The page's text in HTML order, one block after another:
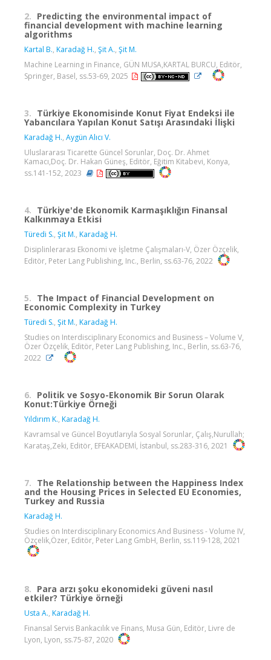
2. Predicting the environmental impact of
financial development with machine learning
algorithms
Kartal B., Karadağ H., Şit A., Şit M.
Machine Learning in Finance, GÜN MUSA,KARTAL BURCU, Editör,
Springer, Basel, ss.53-69, 2025
3. Türkiye Ekonomisinde Konut Fiyat Endeksi ile
Yabancılara Yapılan Konut Satışı Arasındaki İlişki
Karadağ H., Aygün Alıcı V.
Uluslararası Ticarette Güncel Sorunlar, Doç. Dr. Ahmet
Kamacı,Doç. Dr. Hakan Güneş, Editör, Eğitim Kitabevi, Konya,
ss.141-152, 2023
4. Türkiye'de Ekonomik Karmaşıklığın Finansal
Kalkınmaya Etkisi
Türedi S., Şit M., Karadağ H.
Disiplinlerarası Ekonomi ve İşletme Çalışmaları-V, Özer Özçelik,
Editör, Peter Lang Publishing, Inc., Berlin, ss.63-76, 2022
5. The Impact of Financial Development on
Economic Complexity in Turkey
Türedi S., Şit M., Karadağ H.
Studies on Interdisciplinary Economics and Business – Volume V,
Özer Özçelik, Editör, Peter Lang Publishing, Inc., Berlin, ss.63-76,
2022
6. Politik ve Sosyo-Ekonomik Bir Sorun Olarak
Konut:Türkiye Örneği
Yıldırım K., Karadağ H.
Kavramsal ve Güncel Boyutlarıyla Sosyal Sorunlar, Çalış,Nurullah;
Karataş,Zeki, Editör, EFEAKADEMİ, İstanbul, ss.283-316, 2021
7. The Relationship between the Happiness Index
and the Housing Prices in Selected EU Economies,
Turkey and Russia
Karadağ H.
Studies on Interdisciplinary Economics And Business - Volume IV,
Özçelik,Özer, Editör, Peter Lang GmbH, Berlin, ss.119-128, 2021
8. Para arzı şoku ekonomideki güveni nasıl
etkiler? Türkiye örneği
Usta A., Karadağ H.
Finansal Servis Bankacılık ve Finans, Musa Gün, Editör, Livre de
Lyon, Lyon, ss.75-87, 2020